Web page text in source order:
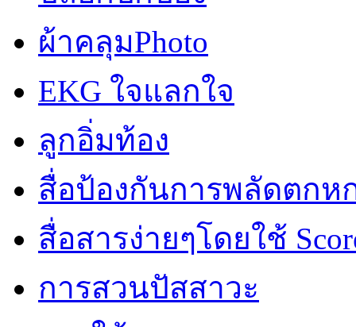
ผ้าคลุมPhoto
EKG ใจแลกใจ
ลูกอิ่มท้อง
สื่อป้องกันการพลัดตกห
สื่อสารง่ายๆโดยใช้
การสวนปัสสาวะ